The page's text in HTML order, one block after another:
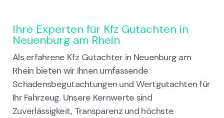
Ihre Experten für Kfz Gutachten in
Neuenburg am Rhein
Als erfahrene Kfz Gutachter in Neuenburg am
Rhein bieten wir Ihnen umfassende
Schadensbegutachtungen und Wertgutachten für
Ihr Fahrzeug. Unsere Kernwerte sind
Zuverlässigkeit, Transparenz und höchste